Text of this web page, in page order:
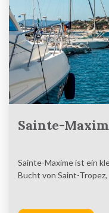
Sainte-
Sainte-Maxime ist ein
Bucht von Saint-